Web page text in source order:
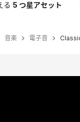
る 5 つ星アセット
音楽 電子音